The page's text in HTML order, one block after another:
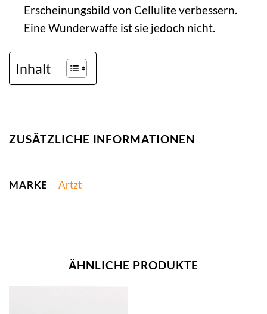
Erscheinungsbild von Cellulite verbessern.
Eine Wunderwaffe ist sie jedoch nicht.
Inhalt
ZUSÄTZLICHE INFORMATIONEN
MARKE Artzt
ÄHNLICHE PRODUKTE